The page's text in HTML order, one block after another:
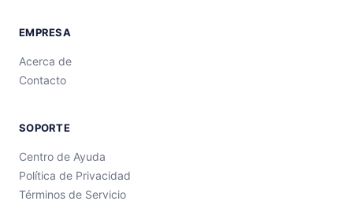
EMPRESA
Acerca de
Contacto
SOPORTE
Centro de Ayuda
Política de Privacidad
Términos de Servicio